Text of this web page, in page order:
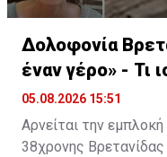
Δολοφονία
έναν γέρο» - Τι
05.08.2026 15:51
Αρνείται την
38χρονης